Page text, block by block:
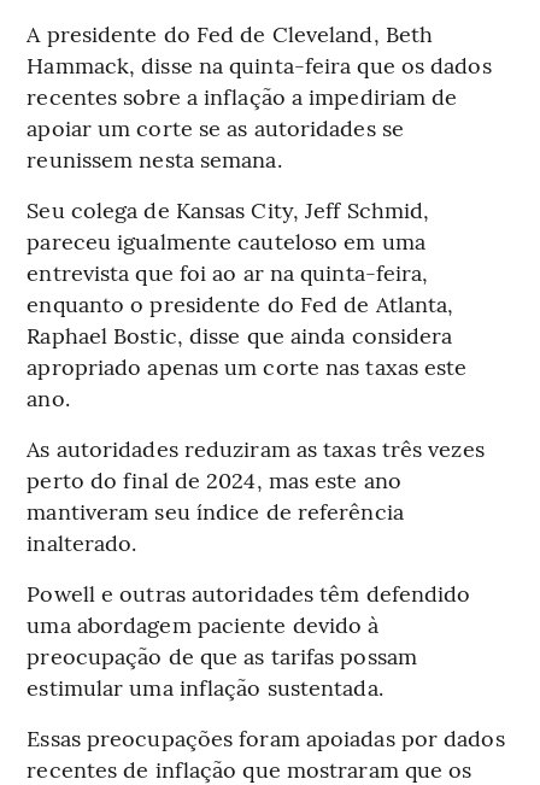
A presidente do Fed de Cleveland, Beth
Hammack, disse na quinta-feira que os dados
recentes sobre a inflação a impediriam de
apoiar um corte se as autoridades se
reunissem nesta semana.
Seu colega de Kansas City, Jeff Schmid,
pareceu igualmente cauteloso em uma
entrevista que foi ao ar na quinta-feira,
enquanto o presidente do Fed de Atlanta,
Raphael Bostic, disse que ainda considera
apropriado apenas um corte nas taxas este
ano.
As autoridades reduziram as taxas três vezes
perto do final de 2024, mas este ano
mantiveram seu índice de referência
inalterado.
Powell e outras autoridades têm defendido
uma abordagem paciente devido à
preocupação de que as tarifas possam
estimular uma inflação sustentada.
Essas preocupações foram apoiadas por dados
recentes de inflação que mostraram que os